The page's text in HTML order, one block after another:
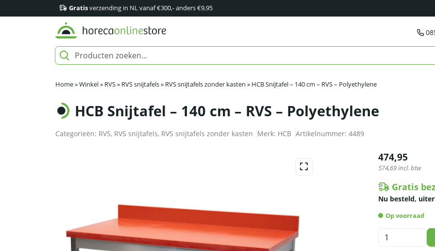
Gratisverzending in NL vanaf €300,- anders €9,95
Home»Winkel» RVS» RVS snijtafels» RVS snijtafels zonder kasten » HCB Snijtafel – 140 cm – RVS – Polyethylene
HCB Snijtafel – 140 cm – RVS – Polyethylene
Categorieën: RVS, RVS snijtafels, RVS snijtafels zonder kasten Merk: HCB Artikelnummer: 4489
474,95
574,69incl. btw
Gratis
Nu besteld,
Op voorraad
HCB
Snijtafel